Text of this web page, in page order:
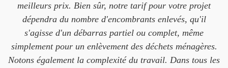
meilleurs prix. Bien sûr, notre tarif pour votre projet
dépendra du nombre d'encombrants enlevés, qu'il
s'agisse d'un débarras partiel ou complet, même
simplement pour un enlèvement des déchets ménagères.
Notons également la complexité du travail. Dans tous les